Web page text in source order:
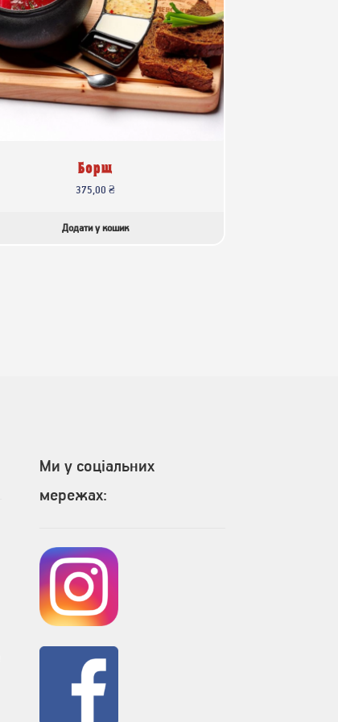
Борщ
375,00 ₴
Додати у кошик
Ми у соціальних
мережах: